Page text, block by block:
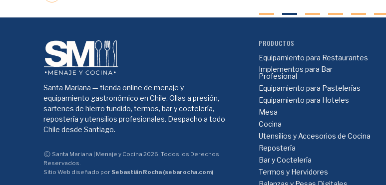
Santa Mariana — tienda online de menaje y
equipamiento gastronómico en Chile. Ollas a presión,
sartenes de hierro fundido, termos, bar y coctelería,
repostería y utensilios profesionales. Despacho a todo
Chile desde Santiago.
Santa Mariana | Menaje y Cocina 2026. Todos los Derechos
Reservados.
Sitio Web diseñado por Sebastián Rocha (sebarocha.com)
PRODUCTOS
Equipamiento para Restaurantes
Implementos para Bar
Profesional
Equipamiento para Pastelerías
Equipamiento para Hoteles
Mesa
Cocina
Utensilios y Accesorios de Cocina
Repostería
Bar y Coctelería
Termos y Hervidores